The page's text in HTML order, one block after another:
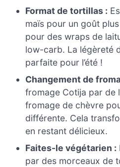
Format de tortillas :
maïs pour un goût
pour des wraps de
low-carb. La légèreté
parfaite pour l’été !
Changement de
fromage Cotija par de
fromage de chèvre
différente. Cela
en restant délicieux.
Faites-le végétarien :
par des morceaux de